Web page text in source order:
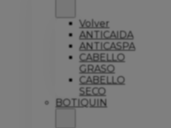
Volver
ANTICAIDA
ANTICASPA
CABELLO
GRASO
CABELLO
SECO
BOTIQUIN